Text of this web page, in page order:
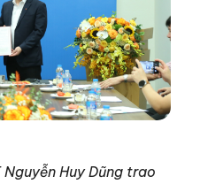
Huy Dũng trao